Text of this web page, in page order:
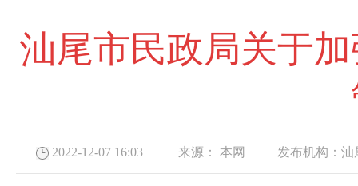
汕尾市民政局关于
2022-12-07 16:03 来源： 本网 发布机构： 汕